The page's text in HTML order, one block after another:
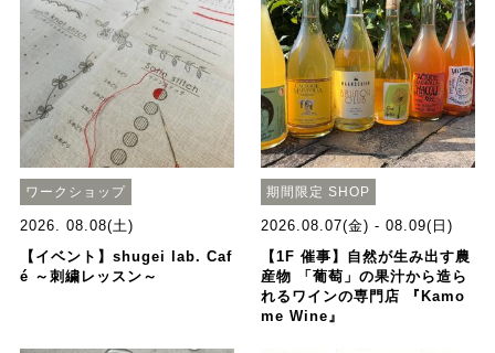
ワークショップ
2026. 08.08(土)
【イベント】shugei lab. Caf
é ～刺繍レッスン～
期間限定 SHOP
2026.08.07(金) - 08.09(日)
【1F 催事】自然が生み出す農
産物 「葡萄」の果汁から造ら
れるワインの専門店 『Kamo
me Wine』